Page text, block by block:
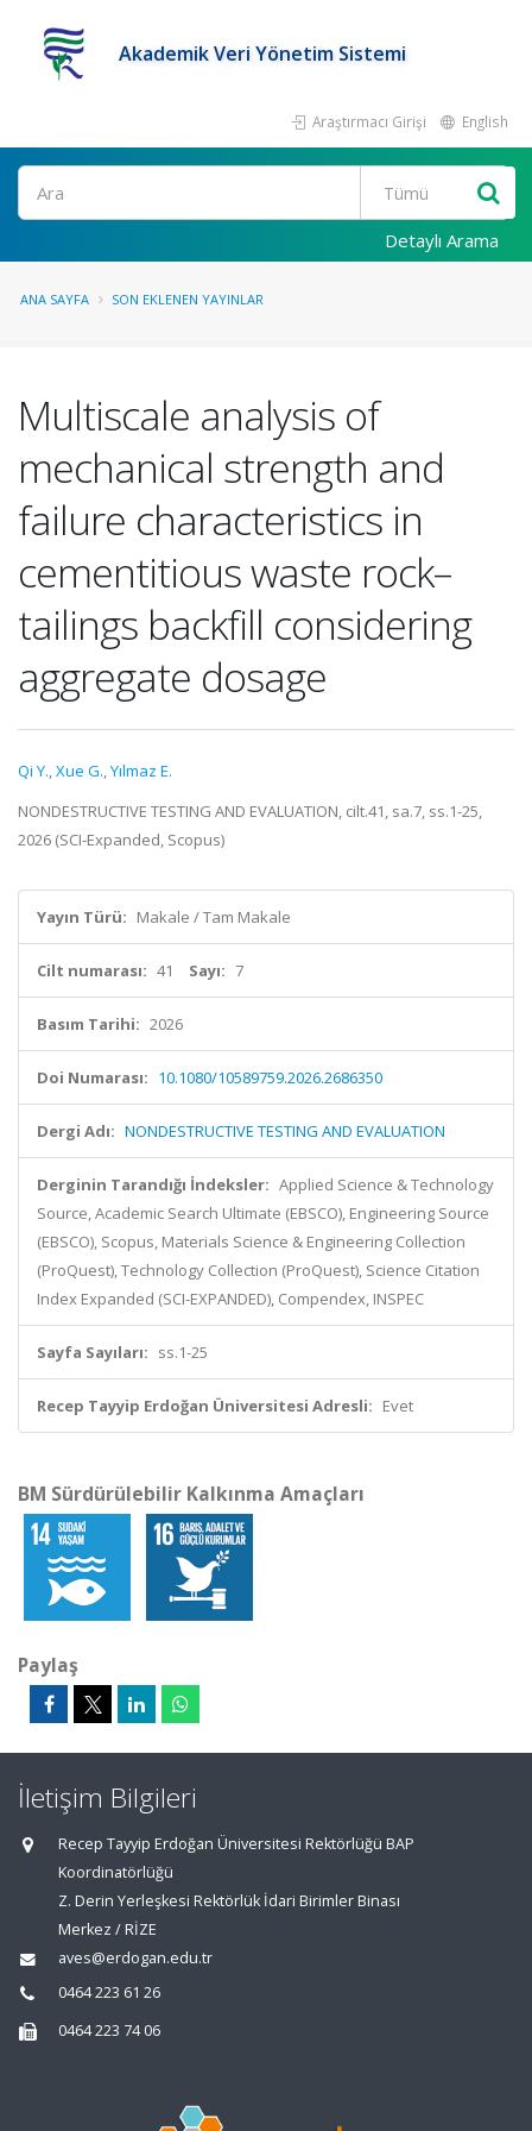
Akademik Veri Yönetim Sistemi
Araştırmacı Girişi English
Ara
Detaylı Arama
ANA SAYFA SON EKLENEN YAYINLAR
Multiscale analysis of
mechanical strength and
failure characteristics in
cementitious waste rock–
tailings backfill considering
aggregate dosage
Qi Y.,Xue G.,Yılmaz E.
NONDESTRUCTIVE TESTING AND EVALUATION, cilt.41, sa.7, ss.1-25,
2026 (SCI-Expanded, Scopus)
Yayın Türü: Makale / Tam Makale
Cilt numarası: 41 Sayı: 7
Basım Tarihi: 2026
Doi Numarası: 10.1080/10589759.2026.2686350
Dergi Adı: NONDESTRUCTIVE TESTING AND EVALUATION
Derginin Tarandığı İndeksler: Applied Science & Technology
Source, Academic Search Ultimate (EBSCO), Engineering Source
(EBSCO), Scopus, Materials Science & Engineering Collection
(ProQuest), Technology Collection (ProQuest), Science Citation
Index Expanded (SCI-EXPANDED), Compendex, INSPEC
Sayfa Sayıları: ss.1-25
Recep Tayyip Erdoğan Üniversitesi Adresli: Evet
BM Sürdürülebilir Kalkınma Amaçları
Paylaş
İletişim Bilgileri
Recep Tayyip Erdoğan Üniversitesi Rektörlüğü BAP
Koordinatörlüğü
Z. Derin Yerleşkesi Rektörlük İdari Birimler Binası
Merkez / RİZE
aves@erdogan.edu.tr
0464 223 61 26
0464 223 74 06